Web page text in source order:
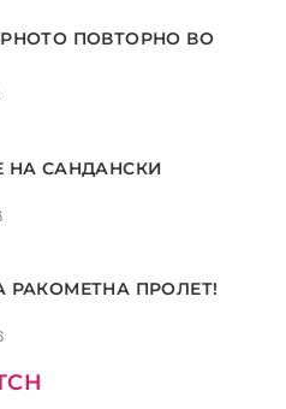
ПОВТОРНО ВО
НА САНДАНСКИ
РАКОМЕТНА ПРОЛЕТ!